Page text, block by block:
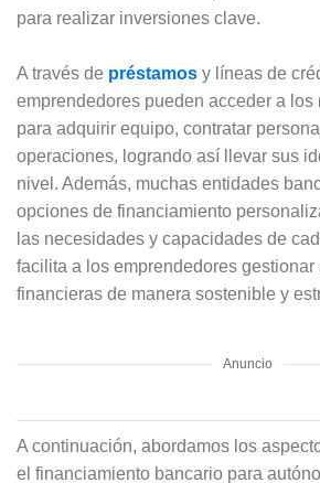
para realizar inversiones clave.
A través de préstamos y líneas de
emprendedores pueden acceder a los
para adquirir equipo, contratar
operaciones, logrando así llevar sus
nivel. Además, muchas entidades
opciones de financiamiento
las necesidades y capacidades de
facilita a los emprendedores
financieras de manera sostenible y
Anuncio
A continuación, abordamos los
el financiamiento bancario para